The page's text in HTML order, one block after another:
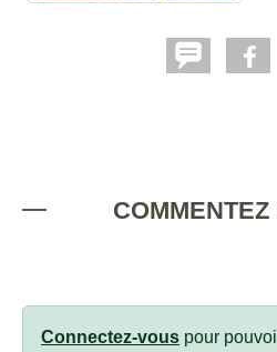
Connectez-vous pour